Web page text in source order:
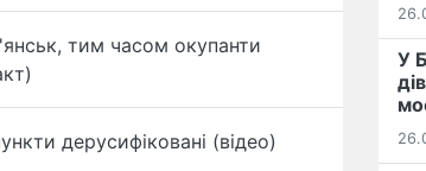
тим часом окупанти
дерусифіковані (відео)
У